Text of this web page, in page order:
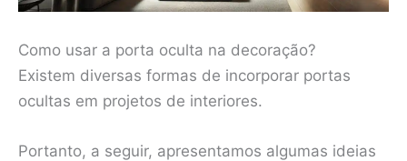
Como usar a porta oculta na decoração?
Existem diversas formas de incorporar portas
ocultas em projetos de interiores.
Portanto, a seguir, apresentamos algumas ideias